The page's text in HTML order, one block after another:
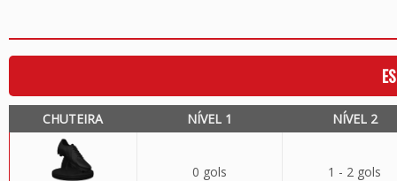
CHUTEIRA NÍVEL 1 NÍVEL 2
0 gols 1 - 2 gols